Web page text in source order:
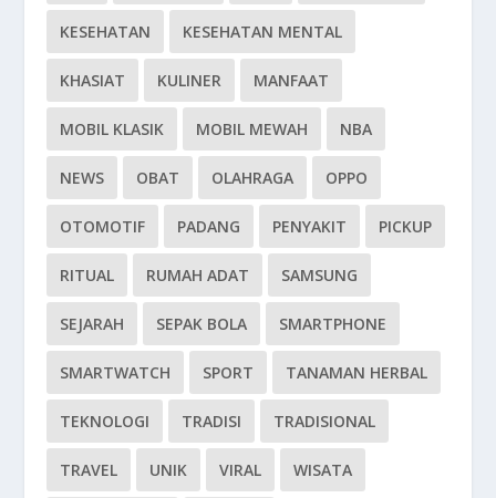
KESEHATAN KESEHATAN MENTAL
KHASIAT KULINER MANFAAT
MOBIL KLASIK MOBIL MEWAH NBA
NEWS OBAT OLAHRAGA OPPO
OTOMOTIF PADANG PENYAKIT PICKUP
RITUAL RUMAH ADAT SAMSUNG
SEJARAH SEPAK BOLA SMARTPHONE
SMARTWATCH SPORT TANAMAN HERBAL
TEKNOLOGI TRADISI TRADISIONAL
TRAVEL UNIK VIRAL WISATA